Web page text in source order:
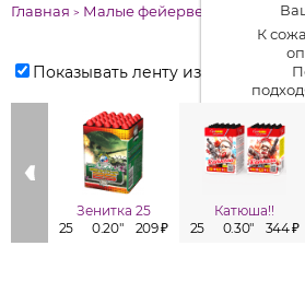
К
От
Главная > Малые фейерверки
Показывать ленту изделий
Зенитка 25
25
0.20" 209 ₽
Катюша!!
25
0.30" 344 ₽